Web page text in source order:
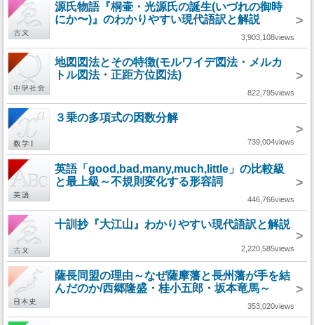
源氏物語『桐壷・光源氏の誕生(いづれの御時
にか〜)』のわかりやすい現代語訳と解説
>
3,903,108views
地図図法とその特徴(モルワイデ図法・メルカ
トル図法・正距方位図法)
>
822,795views
３乗の多項式の因数分解
>
739,004views
英語「good,bad,many,much,little」の比較級
と最上級～不規則変化する形容詞
>
446,766views
十訓抄『大江山』わかりやすい現代語訳と解説
>
2,220,585views
薩長同盟の理由～なぜ薩摩藩と長州藩が手を結
んだのか/西郷隆盛・桂小五郎・坂本竜馬～
>
353,020views